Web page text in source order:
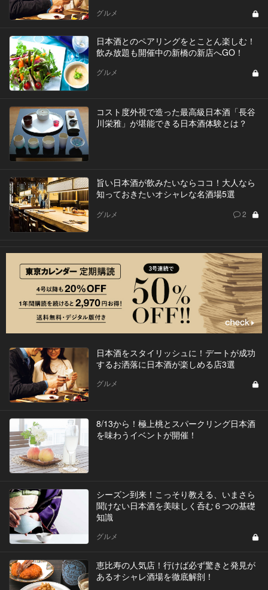
グルメ
日本酒とのペアリングをとことん楽しむ！
飲み放題も開催中の新橋の新店へGO！
グルメ
コスト度外視で造った最高級日本酒「長谷
川栄雅」が堪能できる日本酒体験とは？
旨い日本酒が飲みたいならココ！大人なら
知っておきたいオシャレな名酒場5選
グルメ 2
日本酒をスタイリッシュに！デートが成功
するお洒落に日本酒が楽しめる店3選
グルメ
8/13から！極上桃とスパークリング日本酒
を味わうイベントが開催！
シーズン到来！こっそり教える、いまさら
聞けない日本酒を美味しく呑む６つの基礎
知識
グルメ
恵比寿の人気店！行けば必ず驚きと発見が
あるオシャレ酒場を徹底解剖！